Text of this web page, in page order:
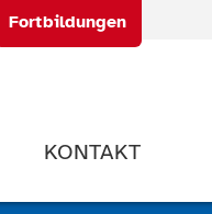
Fortbildungen
KONTAKT